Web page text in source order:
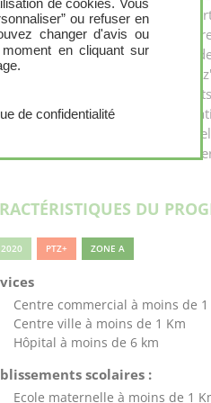
desservie par les
peuvent profiter d’un
paysagers qui font le charme
est labellisé "Ville vivez
de nombreux
skate-park, piscine...) pour
d’une vie associative et
de l’art de vivre
DU
2020 PTZ+ ZONE A
Centre commercial à moins de 1
Centre ville à moins de 1 Km
Hôpital à moins de 6 km
scolaires :
Ecole maternelle à moins de 1
ou refuser en
changer d'avis ou
en cliquant sur
de confidentialité